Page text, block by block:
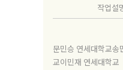
작업설
문민승 연세대학교송
교이민재 연세대학교